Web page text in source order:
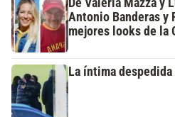
De Valeria Mazza y
Antonio Banderas y
mejores looks de la
La íntima